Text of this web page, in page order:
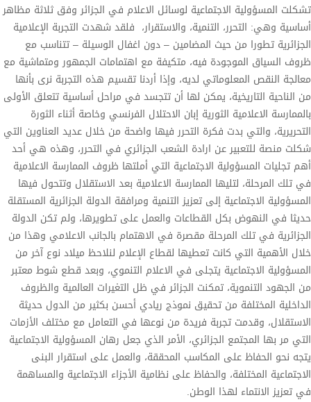
تشكلت المسؤولية الاجتماعية لوسائل الاعلام في الجزائر وفق ثلاثة مظاهر
أساسية وهي: التحرر، التنمية، والاستقرار، فلقد شهدت التجربة الإعلامية
الجزائرية تطورا من حيث المضامين – دون اغفال الوسيلة – تتناسب مع
ظروف السياق الموجودة فيه، متكيفة مع اهتمامات الجمهور ومتماشية مع
معالجة النقص المعلوماتي لديه، وإذا أردنا تقسيم هذه التجربة نرى بأنها
من الناحية التاريخية، يمكن لها أن تتجسد في مراحل أساسية تتعلق الأولى
بالممارسة الاعلامية الثورية إبان الاحتلال الفرنسي وخاصة أثناء الثورة
التحريرية، والتي بدت فكرة التحرر فيها واضحة من خلال عديد العناوين التي
شكلت منصة للتعبير عن ارادة الشعب الجزائري في التحرر، وهذه هي أحد
أهم تجليات المسؤولية الاجتماعية التي أملتها ظروف الممارسة الاعلامية
في تلك المرحلة، لتليها الممارسة الاعلامية بعد الاستقلال وتتحول فيها
المسؤولية الاجتماعية إلى تعزيز التنمية ومرافقة الدولة الجزائرية المستقلة
حديثا في النهوض بكل القطاعات والعمل على تطويرها، ولم تكن الدولة
الجزائرية في تلك المرحلة مقصرة في الاهتمام بالجانب الاعلامي وهذا من
خلال الأهمية التي كانت تعطيها لقطاع الإعلام لنلاحظ ميلاد نوع آخر من
المسؤولية الاجتماعية يتجلى في الاعلام التنموي، وبعد قطع شوط معتبر
من الجهود التنموية، تمكنت الجزائر في ظل التغيرات العالمية والظروف
الداخلية المختلفة من تحقيق نموذج ريادي أحسن بكثير من الدول حديثة
الاستقلال، وقدمت تجربة فريدة من نوعها في التعامل مع مختلف الأزمات
التي مر بها المجتمع الجزائري، الأمر الذي جعل رهان المسؤولية الاجتماعية
يتجه نحو الحفاظ على المكاسب المحققة، والعمل على استقرار البنى
الاجتماعية المختلفة، والحفاظ على نظامية الأجزاء الاجتماعية والمساهمة
في تعزيز الانتماء لهذا الوطن.